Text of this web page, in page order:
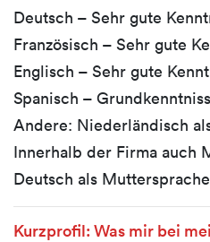
Deutsch – Sehr gute
Französisch – Sehr gute
Englisch – Sehr gute
Spanisch –
Andere: Niederländisch
Innerhalb der Firma auch
Deutsch als
Kurzprofil: Was mir bei